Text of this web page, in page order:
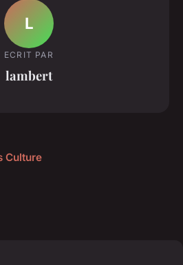
L
ECRIT PAR
lambert
Culture